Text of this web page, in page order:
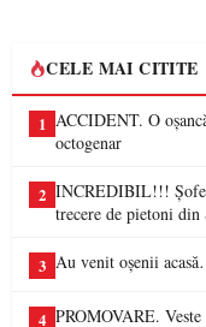
CELE MAI CITITE
1 ACCIDENT. O
octogenar
2 INCREDIBIL!!!
trecere de pietoni
3 Au venit oșenii
4 PROMOVARE.